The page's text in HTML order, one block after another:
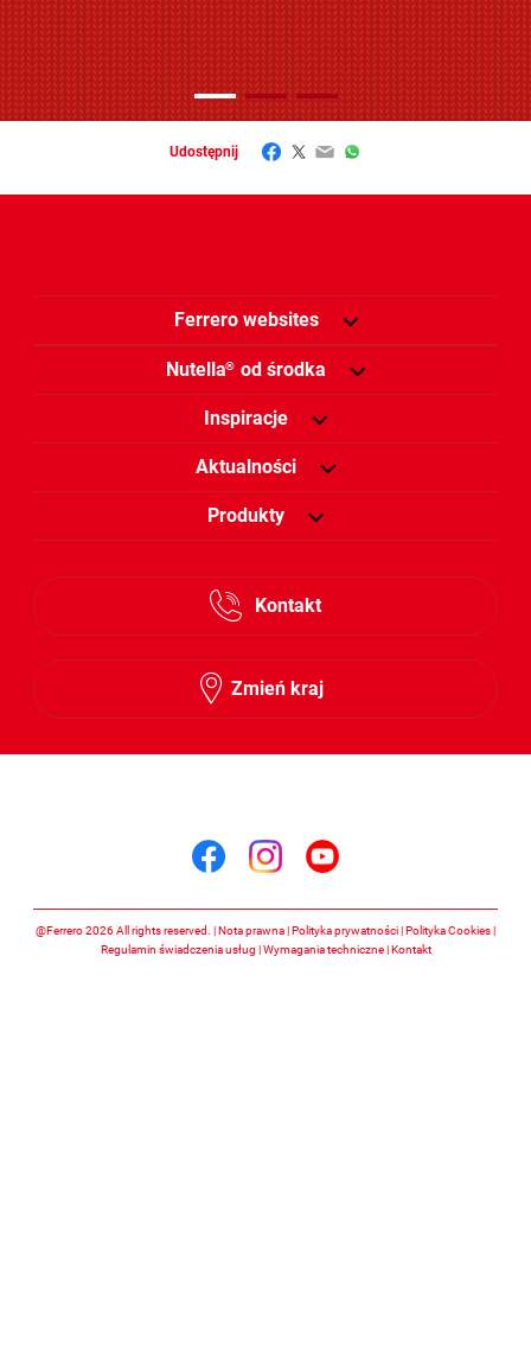
Udostępnij Facebook
Twitter
EmailWhatsApp
Ferrero websites
Nutella® od środka
Inspiracje
Aktualności
Produkty
Kontakt
Zmień kraj
@Ferrero 2026 All rights reserved. Nota prawna Polityka prywatności Polityka Cookies
Regulamin świadczenia usług
Wymagania techniczne Kontakt